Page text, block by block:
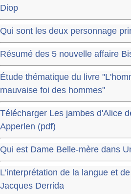
Diop
Qui sont les deux personnage
Résumé des 5 nouvelle affaire
Étude thématique du livre
mauvaise foi des hommes"
Télécharger Les jambes d'Alice
Apperlen (pdf)
Qui est Dame Belle-mère dans
L'interprétation de la langue et
Jacques Derrida